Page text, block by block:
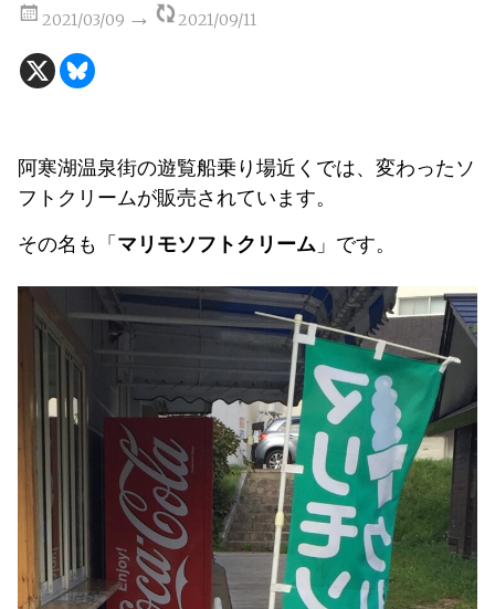
2021/03/09 2021/09/11
阿寒湖温泉街の遊覧船乗り場近くでは、変わったソ
フトクリームが販売されています。
その名も「マリモソフトクリーム 」です。